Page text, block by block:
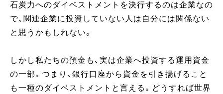
石炭力へのダイベストメントを決行するのは企業なの
で、関連企業に投資していない人は自分には関係ない
と思うかもしれない。
しかし私たちの預金も、実は企業へ投資する運用資金
の一部。つまり、銀行口座から資金を引き揚げること
も一種のダイベストメントと言える。どうすれば世界